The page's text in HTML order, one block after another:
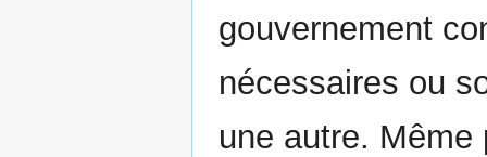
gouvernement
nécessaires ou
une autre.